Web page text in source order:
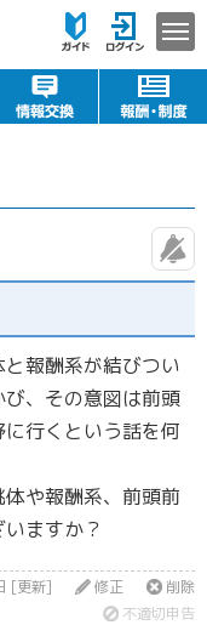
報酬系が結びつい
、その意図は前頭
行くという話を何
や報酬系、前頭前
ますか？
[更新] 修正
削除
不適切申告